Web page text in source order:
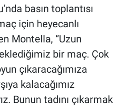
basın toplantısı
için heyecanlı
Montella, “Uzun
bir maç. Çok
çıkaracağımıza
kalacağımız
Bunun tadını çıkarmak